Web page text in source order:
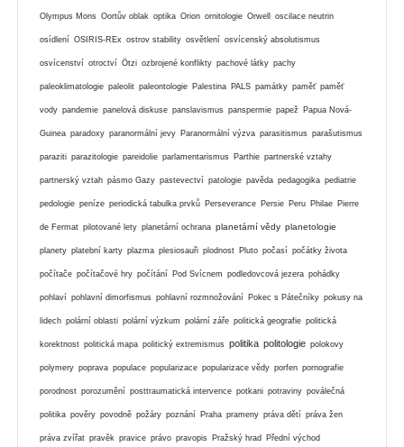
Olympus Mons Oortův oblak optika Orion ornitologie Orwell oscilace neutrin
osídlení OSIRIS-REx ostrov stability osvětlení osvícenský absolutismus
osvícenství otroctví Ötzi ozbrojené konflikty pachové látky pachy
paleoklimatologie paleolit paleontologie Palestina PALS památky paměť paměť
vody pandemie panelová diskuse panslavismus panspermie papež Papua Nová-
Guinea paradoxy paranormální jevy Paranormální výzva parasitismus parašutismus
paraziti parazitologie pareidolie parlamentarismus Parthie partnerské vztahy
partnerský vztah pásmo Gazy pastevectví patologie pavěda pedagogika pediatrie
pedologie peníze periodická tabulka prvků Perseverance Persie Peru Philae Pierre
de Fermat pilotované lety planetární ochrana planetární vědy planetologie
planety platební karty plazma plesiosauři plodnost Pluto počasí počátky života
počítače počítačové hry počítání Pod Svícnem podledovcová jezera pohádky
pohlaví pohlavní dimorfismus pohlavní rozmnožování Pokec s Pátečníky pokusy na
lidech polární oblasti polární výzkum polární záře politická geografie politická
korektnost politická mapa politický extremismus politika politologie polokovy
polymery poprava populace popularizace popularizace vědy porfen pornografie
porodnost porozumění posttraumatická intervence potkani potraviny poválečná
politika pověry povodně požáry poznání Praha prameny práva dětí práva žen
práva zvířat pravěk pravice právo pravopis Pražský hrad Přední východ